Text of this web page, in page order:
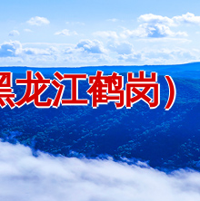
龙江鹤岗）